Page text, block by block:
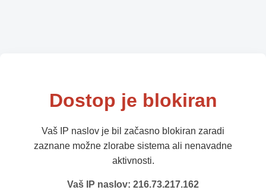
Dostop je blokiran
Vaš IP naslov je bil začasno blokiran zaradi
zaznane možne zlorabe sistema ali nenavadne
aktivnosti.
Vaš IP naslov: 216.73.217.162